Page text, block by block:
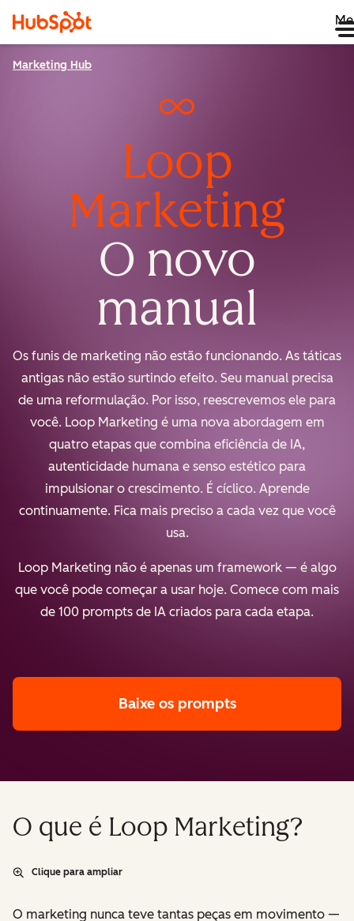
Marketing Hub
Loop
Marketing
O novo
manual
Os funis de marketing não estão funcionando. As táticas
antigas não estão surtindo efeito. Seu manual precisa
de uma reformulação. Por isso, reescrevemos ele para
você. Loop Marketing é uma nova abordagem em
quatro etapas que combina eficiência de IA,
autenticidade humana e senso estético para
impulsionar o crescimento. É cíclico. Aprende
continuamente. Fica mais preciso a cada vez que você
usa.
Loop Marketing não é apenas um framework — é algo
que você pode começar a usar hoje. Comece com mais
de 100 prompts de IA criados para cada etapa.
Baixe os prompts
O que é Loop Marketing?
Clique para ampliar
O marketing nunca teve tantas peças em movimento —